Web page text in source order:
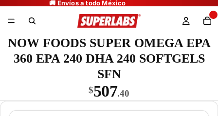
NOW FOODS SUPER OMEGA EPA
360 EPA 240 DHA 240 SOFTGELS
SFN
$507.40